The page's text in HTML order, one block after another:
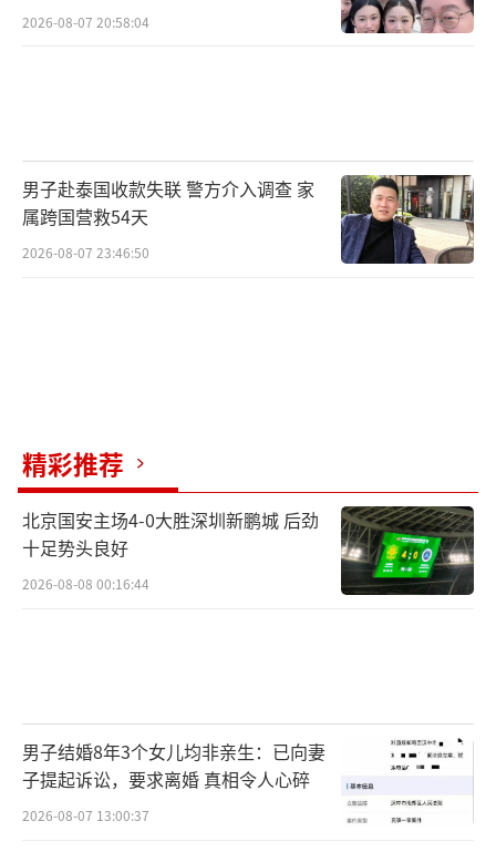
2026-08-07 20:58:04
男子赴泰国收款失联 警方介入调查 家
属跨国营救54天
2026-08-07 23:46:50
精彩推荐
北京国安主场4-0大胜深圳新鹏城 后劲
十足势头良好
2026-08-08 00:16:44
男子结婚8年3个女儿均非亲生：已向妻
子提起诉讼，要求离婚 真相令人心碎
2026-08-07 13:00:37